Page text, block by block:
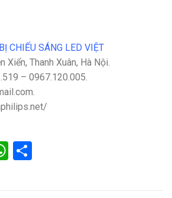
CHIẾU SÁNG LED VIỆT
Xiển, Thanh Xuân, Hà Nội.
– 0967.120.005.
WhatsApp